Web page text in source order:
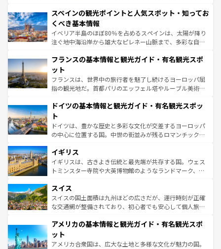
ろん、トスカーナの美しい田園風景やアマルフィ海岸の絶
景など、自然景観も見逃せない。観光の合間には、本場の
ピザやパスタなど、絶品のイタリア料理を堪能することも
できる。朝目覚めてから夜眠るまで、すべての瞬間を楽し
なお、新着のイタリア情報はコンテンツ一覧を参照してほ
しい。
スペインの観光ポイントと人気スポット・知ってお
くべき基本情報
イベリア半島のほぼ80％を占めるスペインは、太陽が降り
注ぐ地中海沿岸から雄大なピレネー山脈まで、多彩な自然
文化が根付くこの国では、情熱的なフラメンコ、熱気あふ
れる闘牛、そして美味しいタパスが生活の一部となってい
る。首都マドリードの洗練された雰囲気や、バルセロナの
アートに溢れた街角から、地方では古代ローマ遺跡や中世
せる。地方によって風土や気候が異なるスペインはその個
ンテンツ一覧 を参照してほしい。
フランスの基本情報と観光ガイド・有名観光スポ
ット
フランスは、世界中の旅行者を魅了し続けるヨーロッパ屈
指の観光地だ。首都パリのエッフェル塔やルーブル美術館
で、幅広い魅力が詰まっている。華麗な宮殿、歴史的な大
聖堂、美しいビーチ、そして豊かな自然が、訪れる者を心
から魅了する。また、フランスは美食の国としても知ら
れ、フランス料理はユネスコ無形文化遺産にも登録されて
香り高いラベンダー畑など、多彩な楽しみ方が可能だ。さ
らに、パリ以外の地域にも魅力が溢れており、どの街角に
も豊かな歴史と文化が息づいている。パリ以外の個性あふ
を参照してほしい。
ドイツの基本情報と観光ガイド・有名観光スポッ
ト
ドイツは、豊かな歴史と多彩な文化が交差するヨーロッパ
の中心に位置する国。中世の街並みが残るロマンチック街
顔を持つこの国は、どこを歩いても飽きることがない。ベ
ルリンの文化的活気、バイエルン州のアルプスの絶景、そ
してライン川沿いのワイン畑といった風景は必見。ビール
は、お酒好きな人にはぜひ体験してほしい。 なお、新着の
ドイツ情報はコンテンツ一覧を参照してほしい。
イギリス
イギリスは、古きよき伝統と最先端が共存する国。ウェス
トミンスター寺院や大英博物館のようなランドマーク、歴
リアごとに異なる魅力がある。また、優雅なアフタヌーン
ティー、ビール好きにはたまらない英国パブ、サッカー観
戦など、本場だからこそできる体験も豊富。イギリスを旅
ンツ一覧を参照してほしい。
スイス
スイスの国土面積は九州ほどの広さだが、運行時刻が正確
な交通網が整備されており、初心者でも安心して個人旅行
の建物がそのまま残る町や、スイスならではのユニークな
博物館もあり、アルプス観光だけでなく町歩きも満喫する
ことができる。国民の所得が高いため物価も高いが、旅行
アメリカの基本情報と観光ガイド・有名観光スポ
ット
アメリカ合衆国は、広大な土地と多様な文化が魅力の国。